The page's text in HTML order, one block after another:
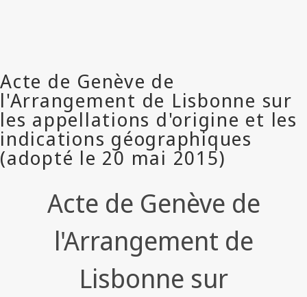
Acte de Genève de
l'Arrangement de
Lisbonne sur